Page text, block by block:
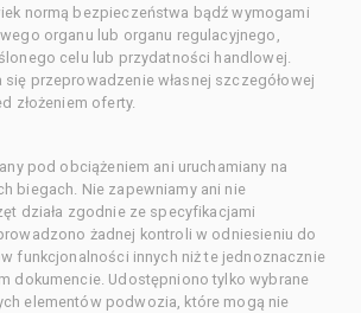
normą bezpieczeństwa bądź wymogami
organu lub organu regulacyjnego,
celu lub przydatności handlowej.
przeprowadzenie własnej szczegółowej
złożeniem oferty.
pod obciążeniem ani uruchamiany na
biegach. Nie zapewniamy ani nie
działa zgodnie ze specyfikacjami
żadnej kontroli w odniesieniu do
funkcjonalności innych niż te jednoznacznie
dokumencie. Udostępniono tylko wybrane
elementów podwozia, które mogą nie